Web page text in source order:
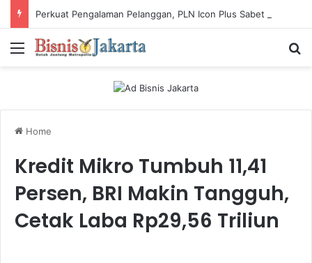
Menu
Home
Kredit Mikro Tumbuh 11,41
Persen, BRI Makin Tangguh,
Cetak Laba Rp29,56 Triliun